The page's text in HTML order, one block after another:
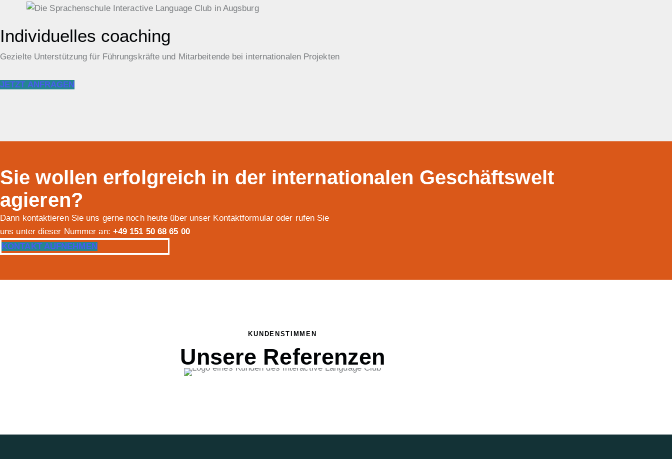
Individuelles coaching
Gezielte Unterstützung für Führungskräfte und Mitarbeitende bei internationalen Projekten
JETZT ANFRAGEN
Sie wollen erfolgreich in der internationalen Geschäftswelt
agieren?
Dann kontaktieren Sie uns gerne noch heute über unser Kontaktformular oder rufen Sie
uns unter dieser Nummer an: +49 151 50 68 65 00
KONTAKT AUFNEHMEN
KUNDENSTIMMEN
Unsere Referenzen